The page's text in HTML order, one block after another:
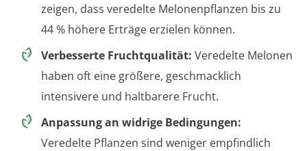
zeigen, dass veredelte Melonenpflanzen bis zu
44 % höhere Erträge erzielen können.
Verbesserte Fruchtqualität: Veredelte Melonen
haben oft eine größere, geschmacklich
intensivere und haltbarere Frucht.
Anpassung an widrige Bedingungen:
Veredelte Pflanzen sind weniger empfindlich